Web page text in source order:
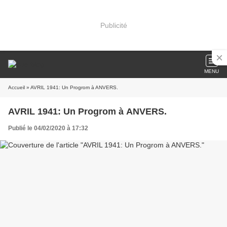
Publicité
MENU
Accueil » AVRIL 1941: Un Progrom à ANVERS.
AVRIL 1941: Un Progrom à ANVERS.
Publié le 04/02/2020 à 17:32